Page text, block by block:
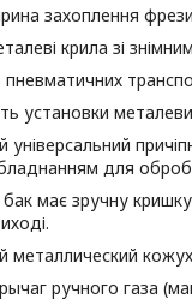
захоплення
крила зі
пневматичних
установки
універсальний
для
має зручну кришку
металлический
ручного газа